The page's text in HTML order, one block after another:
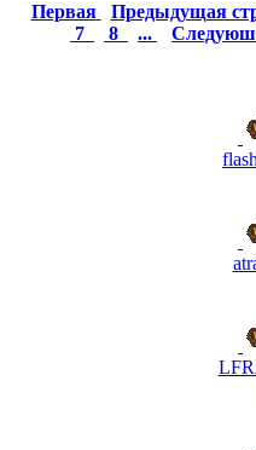
Первая Предыдущая
7
8 ...